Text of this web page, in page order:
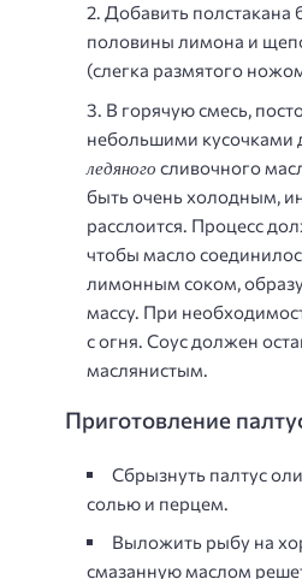
Добавить полстакана
половины лимона и
(слегка размятого
В горячую смесь,
небольшими кусочками
ледяного сливочного
быть очень холодным,
расслоится. Процесс
чтобы масло
лимонным соком,
массу. При
с огня. Соус должен
маслянистым.
Приготовление
Сбрызнуть палтус
солью и перцем.
Выложить рыбу на
смазанную маслом